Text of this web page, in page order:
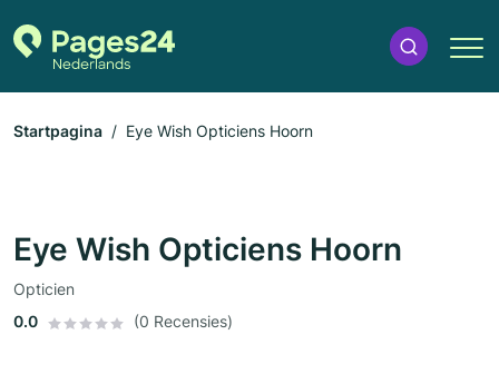
Startpagina Eye Wish Opticiens Hoorn
Eye Wish Opticiens Hoorn
Opticien
0.0
(0 Recensies)